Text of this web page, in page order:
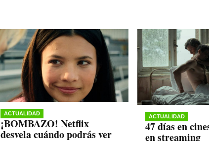
ACTUALIDAD
¡BOMBAZO! Netflix
desvela cuándo podrás ver
ACTUALIDAD
47 días en
en streaming